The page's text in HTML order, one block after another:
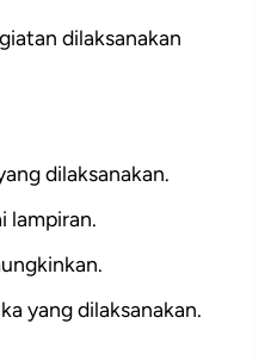
dilaksanakan
dilaksanakan.
lampiran.
yang dilaksanakan.